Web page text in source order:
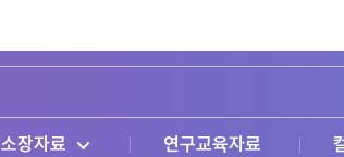
소장자료 연구교육자료